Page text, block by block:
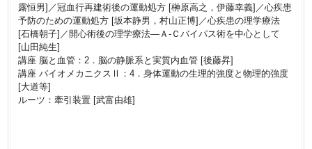
露恒男]／冠血行再建術後の運動処方 [榊原高之，伊藤幸義]／心疾患
予防のための運動処方 [坂本静男，村山正博]／心疾患の理学療法
[石橋朝子]／開心術後の理学療法―Ａ-Ｃバイパス術を中心として
[山田純生]
講座 脳と血管：2．脳の静脈系と実質内血管 [後藤昇]
講座 バイオメカニクスⅡ：4．身体運動の生理的強度と物理的強度
[大道等]
ルーツ：牽引装置 [武富由雄]